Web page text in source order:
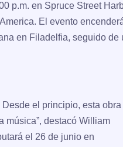
p.m. en Spruce Street
El evento
en Filadelfia, seguido de
el principio, esta obra
música”, destacó William
el 26 de junio en